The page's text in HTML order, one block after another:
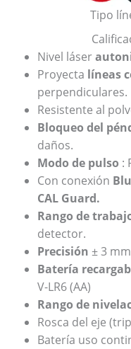
Tipo
Nivel láser
Proyecta líneas
perpendiculares.
Resistente al
Bloqueo del
daños.
Modo de pulso :
Con conexión
CAL Guard.
Rango de
detector.
Precisión ± 3
Batería
V-LR6 (AA)
Rango de
Rosca del eje
Batería uso